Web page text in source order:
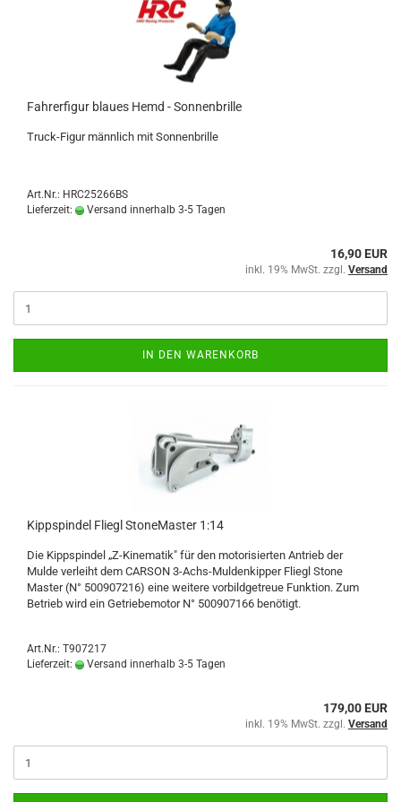
Fahrerfigur blaues Hemd - Sonnenbrille
Truck-Figur männlich mit Sonnenbrille
Art.Nr.: HRC25266BS
Lieferzeit:
Versand innerhalb 3-5 Tagen
16,90 EUR
inkl. 19% MwSt. zzgl. Versand
IN DEN WARENKORB
Kippspindel Fliegl StoneMaster 1:14
Die Kippspindel „Z-Kinematik" für den motorisierten Antrieb der
Mulde verleiht dem CARSON 3-Achs-Muldenkipper Fliegl Stone
Master (N° 500907216) eine weitere vorbildgetreue Funktion. Zum
Betrieb wird ein Getriebemotor N° 500907166 benötigt.
Art.Nr.: T907217
Lieferzeit:
Versand innerhalb 3-5 Tagen
179,00 EUR
inkl. 19% MwSt. zzgl. Versand